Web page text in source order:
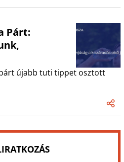
Párt:
újabb tuti tippet osztott